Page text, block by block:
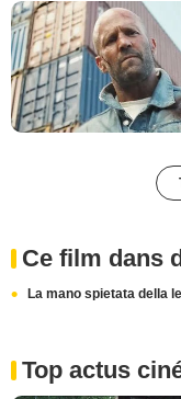
Ce film dans
La mano spietata della
Top actus